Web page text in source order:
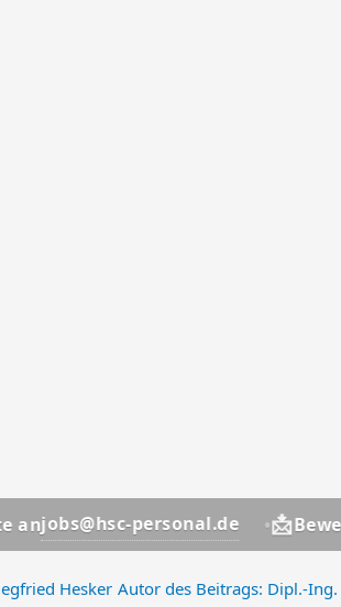
personal.de 📩Bewerber?
Autor des Beitrags: Dipl.-